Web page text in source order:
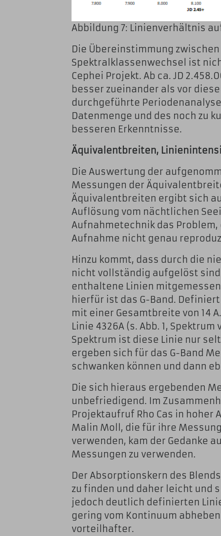
Abbildung 7: Linienverhältnis
Die Übereinstimmung
Spektralklassenwechsel ist
Cephei Projekt. Ab ca. JD
besser zueinander als vor
durchgeführte
Datenmenge und des noch zu
besseren Erkenntnisse.
Äquivalentbreiten,
Die Auswertung der
Messungen der
Äquivalentbreiten ergibt sich
Auflösung vom nächtlichen
Aufnahmetechnik das
Aufnahme nicht genau
Hinzu kommt, dass durch die
nicht vollständig aufgelöst
enthaltene Linien
hierfür ist das G-Band.
mit einer Gesamtbreite von 14
Linie 4326A (s. Abb. 1,
Spektrum ist diese Linie nur
ergeben sich für das G-Band
schwanken können und dann
Die sich hieraus ergebenden
unbefriedigend. Im
Projektaufruf Rho Cas in hoher
Malin Moll, die für ihre
verwenden, kam der Gedanke
Messungen zu verwenden.
Der Absorptionskern des
zu finden und daher leicht und
jedoch deutlich definierten
gering vom Kontinuum
vorteilhafter.